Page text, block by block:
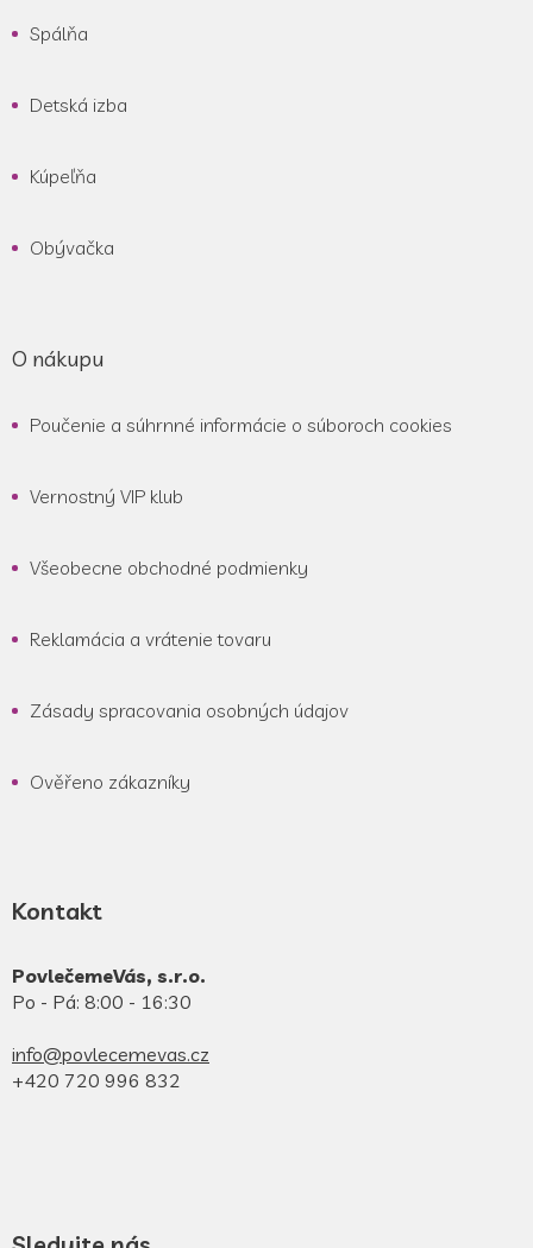
Spálňa
Detská izba
Kúpeľňa
Obývačka
O nákupu
Poučenie a súhrnné informácie o súboroch cookies
Vernostný VIP klub
Všeobecne obchodné podmienky
Reklamácia a vrátenie tovaru
Zásady spracovania osobných údajov
Ověřeno zákazníky
Kontakt
PovlečemeVás, s.r.o.
Po - Pá: 8:00 - 16:30
info@povlecemevas.cz
+420 720 996 832